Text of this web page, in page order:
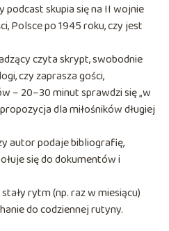
podcast skupia się na II wojnie
Polsce po 1945 roku, czy jest
czyta skrypt, swobodnie
czy zaprasza gości,
– 20–30 minut sprawdzi się „w
dla miłośników długiej
autor podaje bibliografię,
się do dokumentów i
rytm (np. raz w miesiącu)
do codziennej rutyny.